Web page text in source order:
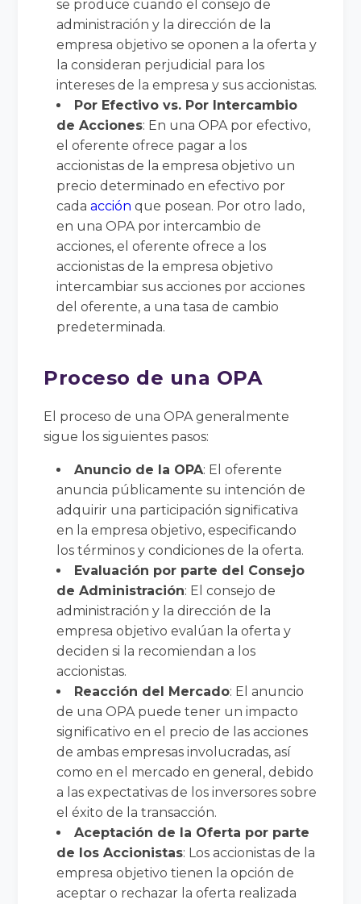
se produce cuando el consejo de
administración y la dirección de la
empresa objetivo se oponen a la oferta y
la consideran perjudicial para los
intereses de la empresa y sus accionistas.
Por Efectivo vs. Por Intercambio
de Acciones: En una OPA por efectivo,
el oferente ofrece pagar a los
accionistas de la empresa objetivo un
precio determinado en efectivo por
cadaacción que posean. Por otro lado,
en una OPA por intercambio de
acciones, el oferente ofrece a los
accionistas de la empresa objetivo
intercambiar sus acciones por acciones
del oferente, a una tasa de cambio
predeterminada.
Proceso de una OPA
El proceso de una OPA generalmente
sigue los siguientes pasos:
Anuncio de la OPA: El oferente
anuncia públicamente su intención de
adquirir una participación significativa
en la empresa objetivo, especificando
los términos y condiciones de la oferta.
Evaluación por parte del Consejo
de Administración: El consejo de
administración y la dirección de la
empresa objetivo evalúan la oferta y
deciden si la recomiendan a los
accionistas.
Reacción del Mercado: El anuncio
de una OPA puede tener un impacto
significativo en el precio de las acciones
de ambas empresas involucradas, así
como en el mercado en general, debido
a las expectativas de los inversores sobre
el éxito de la transacción.
Aceptación de la Oferta por parte
de los Accionistas: Los accionistas de la
empresa objetivo tienen la opción de
aceptar o rechazar la oferta realizada